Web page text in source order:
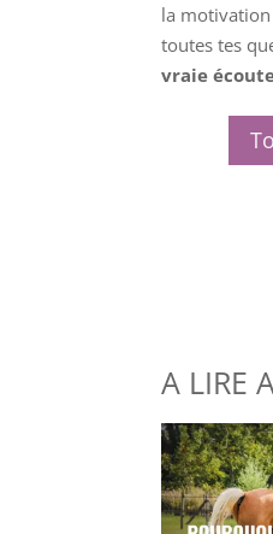
la
toutes tes
vraie
A LIRE